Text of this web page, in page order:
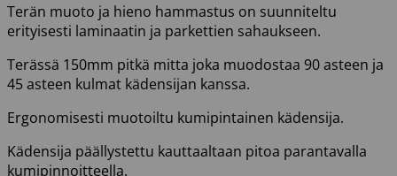
Terän muoto ja hieno hammastus on suunniteltu
erityisesti laminaatin ja parkettien sahaukseen.
Terässä 150mm pitkä mitta joka muodostaa 90 asteen ja
45 asteen kulmat kädensijan kanssa.
Ergonomisesti muotoiltu kumipintainen kädensija.
Kädensija päällystettu kauttaaltaan pitoa parantavalla
kumipinnoitteella.